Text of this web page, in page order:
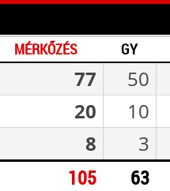
MÉRKŐZÉS GY
77
50
20
10
8 3
105 63